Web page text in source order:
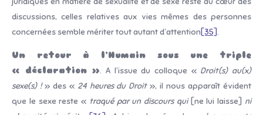
discussions, celles relatives aux vies mêmes des personnes
concernées semble mériter tout autant d’attention[35].
Un retour à l’Humain sous une triple
« déclaration ». A l’issue du colloque « Droit(s) au(x)
sexe(s) !» des « 24 heures du Droit», il nous apparaît évident
que le sexe reste « traqué par un discours qui[ne lui laisse] ni